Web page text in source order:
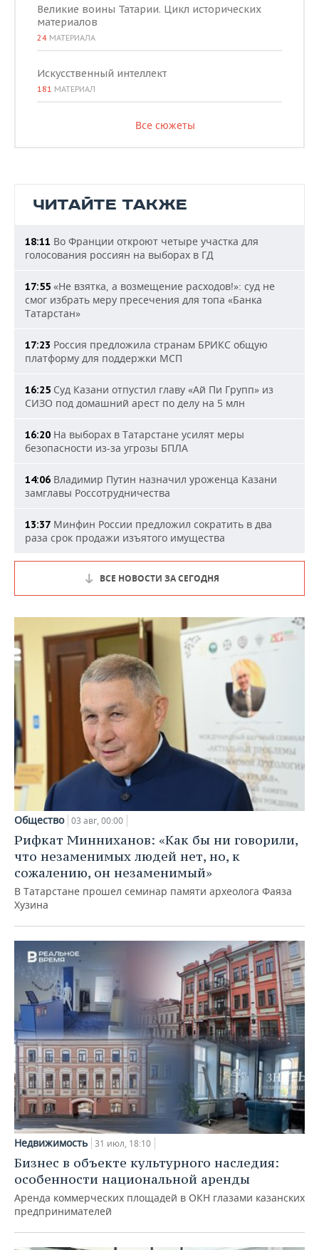
Великие воины Татарии. Цикл исторических
материалов
24 МАТЕРИАЛА
Искусственный интеллект
181 МАТЕРИАЛ
Все сюжеты
ЧИТАЙТЕ ТАКЖЕ
18:11 Во Франции откроют четыре участка для
голосования россиян на выборах в ГД
17:55 «Не взятка, а возмещение расходов!»: суд не
смог избрать меру пресечения для топа «Банка
Татарстан»
17:23 Россия предложила странам БРИКС общую
платформу для поддержки МСП
16:25 Суд Казани отпустил главу «Ай Пи Групп» из
СИЗО под домашний арест по делу на 5 млн
16:20 На выборах в Татарстане усилят меры
безопасности из-за угрозы БПЛА
14:06 Владимир Путин назначил уроженца Казани
замглавы Россотрудничества
13:37 Минфин России предложил сократить в два
раза срок продажи изъятого имущества
ВСЕ НОВОСТИ ЗА СЕГОДНЯ
Общество 03 авг, 00:00
Рифкат Минниханов: «Как бы ни говорили,
что незаменимых людей нет, но, к
сожалению, он незаменимый»
В Татарстане прошел семинар памяти археолога Фаяза
Хузина
Недвижимость 31 июл, 18:10
Бизнес в объекте культурного наследия:
особенности национальной аренды
Аренда коммерческих площадей в ОКН глазами казанских
предпринимателей